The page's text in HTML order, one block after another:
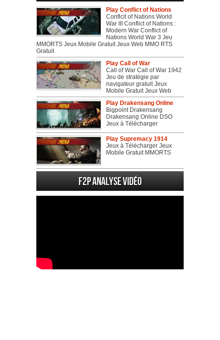
Play Conflict of Nations
Conflcit of Nations World
War III Conflict of Nations :
Modern War Conflict of
Nations World War 3 Jeu
MMORTS Jeux Mobile Gratuit Jeux Web MMO RTS
Gratuit
Play Call of War
Call of War Call of War 1942
Jeu de stratégie par
navigateur gratuit Jeux
Mobile Gratuit Jeux Web
Play Drakensang Online
Bigpoint Drakensang
Drakensang Online DSO
Jeux à Télécharger
Play Supremacy 1914
Jeux à Télécharger Jeux
Mobile Gratuit MMORTS
F2P Analyse vidéo